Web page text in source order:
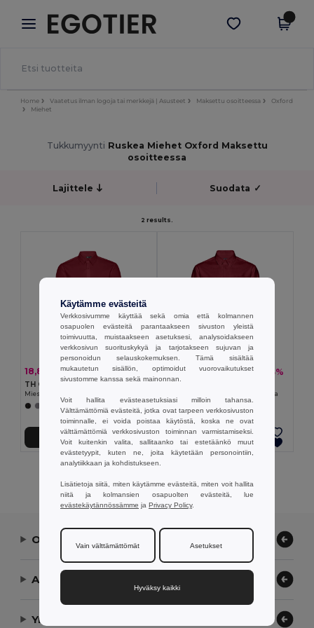
× Egotier-sovellus
Paremmat hinnat appissa!
Hae sovellus
Home Vaatetus ilman logoja tai merkkejä | Asusteet Maksettu osoitteessa
Oxford
Miehet
Tukkumyynti Ruskea Miehet Oxford Maksettu
osoitteessa
Lajittele Suodata ✓
2 results.
18,89 € 28,08 € -33%
TH Clothes 30151
Miesten pitkähihainen popliinipaita
+1 Värit
19,05 € 28,34 € -33%
Miesten pitkähihainen Oxford-paita
+1 Värit
Ota yhteyttä
Anna meidän auttaa
Yrityksemme
Käytämme evästeitä
Verkkosivumme käyttää sekä omia että kolmannen
osapuolen evästeitä parantaakseen sivuston yleistä
toimivuutta, muistaakseen asetuksesi, analysoidakseen
verkkosivun suorituskykyä ja tarjotakseen sujuvan ja
personoidun selauskokemuksen. Tämä sisältää
mukautetun sisällön, optimoidut vuorovaikutukset
sivustomme kanssa sekä mainonnan.
Voit hallita evästeasetuksiasi milloin tahansa.
Välttämättömiä evästeitä, jotka ovat tarpeen verkkosivuston
toiminnalle, ei voida poistaa käytöstä, koska ne ovat
välttämättömiä verkkosivuston toiminnan varmistamiseksi.
Voit kuitenkin valita, sallitaanko tai estetäänkö muut
evästetyypit, kuten ne, joita käytetään personointiin,
analytiikkaan ja kohdistukseen.
Lisätietoja siitä, miten käytämme evästeitä, miten voit hallita
niitä ja kolmansien osapuolten evästeitä, lue
evästekäytännössämme ja Privacy Policy.
Vain välttämättömät Asetukset
Hyväksy kaikki